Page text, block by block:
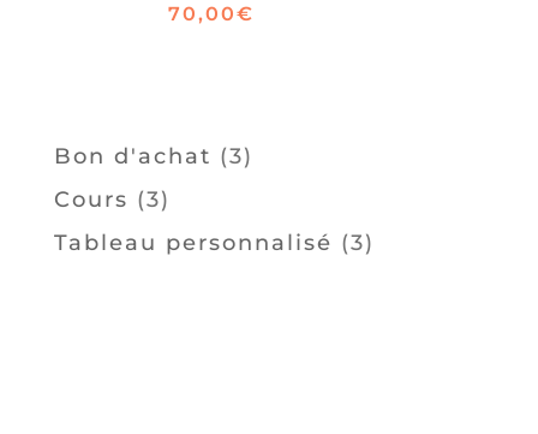
70,00€
Bon d'achat 33
Cours 33
Tableau personnalisé 33